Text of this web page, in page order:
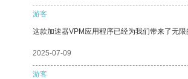
游客
这款加速器VPM应用程序已经为我们带来了无限
2025-07-09
游客